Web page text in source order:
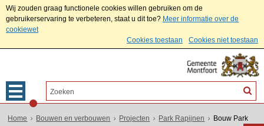
Wij zouden graag functionele cookies willen gebruiken om de
gebruikerservaring te verbeteren, staat u dit toe? Meer informatie over de
cookiewet
Cookies toestaan
Cookies niet toestaan
Home Bouwen en verbouwen Projecten Park Rapijnen
Bouw Park